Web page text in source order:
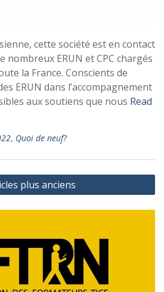
cette société est en contact
nombreux ERUN et CPC chargés
la France. Conscients de
ERUN dans l’accompagnement
aux soutiens que nous Read
, Quoi de neuf?
plus anciens